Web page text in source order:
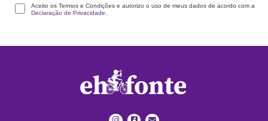
Aceito os Termos e Condições e autorizo o uso de meus dados de acordo com a
Declaração de Privacidade.